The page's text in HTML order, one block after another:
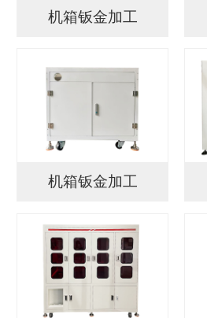
机箱钣金加工
机箱钣金加工